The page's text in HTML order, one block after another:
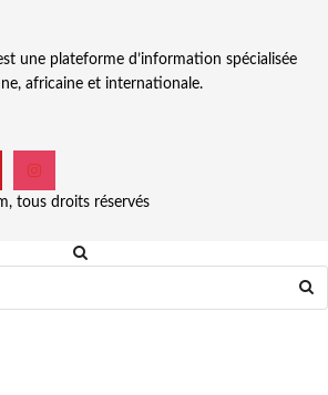
une plateforme d’information spécialisée
africaine et internationale.
tous droits réservés